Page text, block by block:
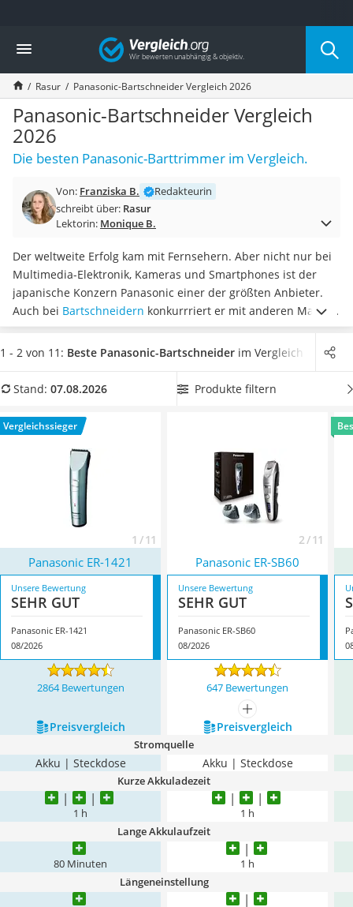
Die beliebtesten Vergleiche nach Kategorie
Drogerie
Inhalator
Haarschneider
Rollator
Braun Rasierer
Katzenklappe (Chip)
Rasierer
Massagepistole
Epilierer
Eiweißpulver
Magnesiumpräparat
Katzenklappe
Nackenmassagegerät
Zeckenschutz Katze
Philips-Sonicare-Zahnbürste
Mineralfutter Pferd
Massagegerät
Service
Vergleich
Rasur Panasonic-Bartschneider Vergleich 2026
Panasonic-Bartschneider Vergleich
2026
Die besten Panasonic-Barttrimmer im Vergleich.
Von: Franziska B.
Redakteurin
schreibt über: Rasur
Lektorin: Monique B.
Der weltweite Erfolg kam mit Fernsehern. Aber nicht nur bei
Multimedia-Elektronik, Kameras und Smartphones ist der
japanische Konzern Panasonic einer der größten Anbieter.
Auch bei Bartschneidern konkurrriert er mit anderen Marken
und konnte sich in diesem Segment etablieren.Unabhängige
Tests im Internet bestätigen die gute Qualität der
mit guter Akkulaufzeit und einer besonders weiten
uns hier im August 2026 besonders das Modell
Panasonic ER-
1421* mit seinen Eigenschaften.
1 - 2 von 11: Beste Panasonic-Bartschneider im Vergleich
Stand: 07.08.2026 Produkte filtern
Vergleichssieger
1 / 11 2 / 11
Panasonic ER-1421 Panasonic ER-SB60
Unsere Bewertung
SEHR GUT
Panasonic ER-1421
08/2026
Unsere Bewertung
SEHR GUT
Panasonic ER-SB60
08/2026
2864 Bewertungen 647 Bewertungen
mehr anzeigen
Preis­vergleich
Preis­vergleich
Stromquelle
Akku | Steckdose Akku | Steckdose
Kurze Akkuladezeit
1 h 1 h
Lange Akkulaufzeit
80 Minuten 1 h
Längeneinstellung